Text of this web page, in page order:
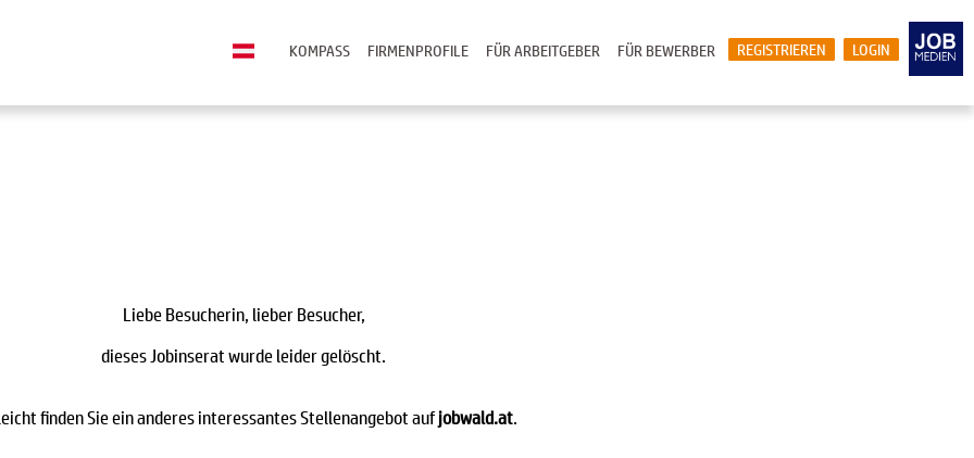
LOGIN
REGISTRIEREN
FÜR BEWERBER
FÜR ARBEITGEBER
FIRMENPROFILE
KOMPASS
Liebe Besucherin, lieber Besucher,
dieses Jobinserat wurde leider gelöscht.
finden Sie ein anderes interessantes Stellenangebot aufjobwald.at